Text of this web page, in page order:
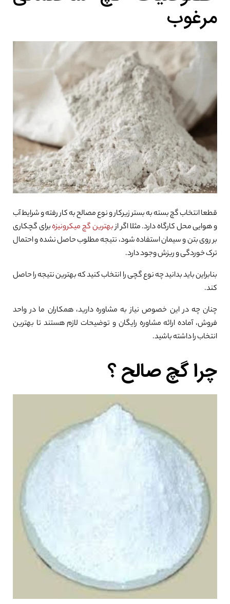
مرغوب
قطعا انتخاب گچ بسته به بستر زیرکار و نوع مصالح به کار رفته و شرایط آب
و هوایی محل کارگاه دارد. مثلا اگر ازبهترین گچ میکرونیزهبرای گچکاری
بر روی بتن و سیمان استفاده شود، نتیجه مطلوب حاصل نشده و احتمال
ترک خوردگی و ریزش وجود دارد.
بنابراین باید بدانید چه نوع گچی را انتخاب کنید که بهترین نتیجه را حاصل
کند.
چنان چه در این خصوص نیاز به مشاوره دارید، همکاران ما در واحد
فروش، آماده ارائه مشاوره رایگان و توضیحات لازم هستند تا بهترین
انتخاب را داشته باشید.
چرا گچ صالح ؟